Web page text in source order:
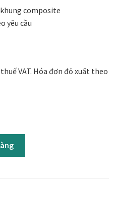
mài
composite
yêu cầu
VAT. Hóa đơn đỏ xuất theo